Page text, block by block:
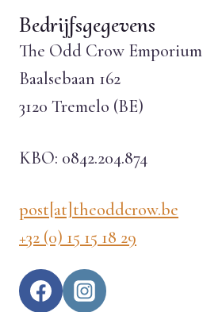
Bedrijfsgegevens
The Odd Crow Emporium
Baalsebaan 162
3120 Tremelo (BE)
KBO: 0842.204.874
post[at]theoddcrow.be
+32 (0) 15 15 18 29